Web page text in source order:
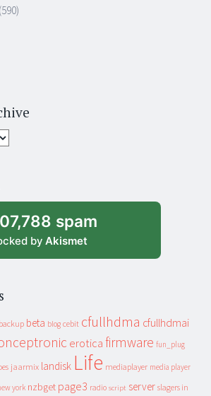
(590)
spam
by Akismet
backup beta blog cebit cfullhdma cfullhdmai
erotica firmware fun_plug
jaarmix landisk Life mediaplayer media player
york nzbget page3 radio script server slagers in